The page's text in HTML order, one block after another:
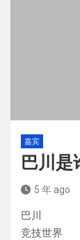
嘉宾
巴川是
5 年 ago
巴川
竞技世界